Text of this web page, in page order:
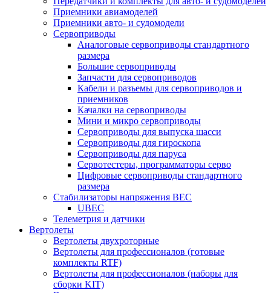
Приемники авиамоделей
Приемники авто- и судомодели
Сервоприводы
Аналоговые сервоприводы стандартного
размера
Большие сервоприводы
Запчасти для сервоприводов
Кабели и разъемы для сервоприводов и
приемников
Качалки на сервоприводы
Мини и микро сервоприводы
Сервоприводы для выпуска шасси
Сервоприводы для гироскопа
Сервоприводы для паруса
Сервотестеры, программаторы серво
Цифровые сервоприводы стандартного
размера
Стабилизаторы напряжения BEC
UBEC
Телеметрия и датчики
Вертолеты
Вертолеты двухроторные
Вертолеты для профессионалов (готовые
комплекты RTF)
Вертолеты для профессионалов (наборы для
сборки KIT)